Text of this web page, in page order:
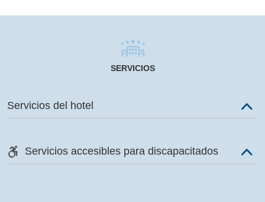
SERVICIOS
Servicios del hotel
Servicios accesibles para discapacitados